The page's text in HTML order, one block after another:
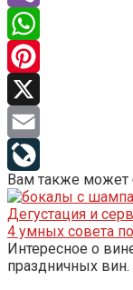
Viber
WhatsApp
Pinterest
X
Email
LiveJournal
Вам также может
Дегустация и
4 умных совета
Интересное о
праздничных